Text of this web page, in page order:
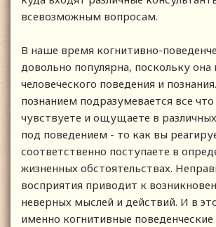
всевозможным вопросам.
В наше время когнитивно-
довольно популярна, поскольку она
человеческого поведения и
познанием подразумевается все
чувствуете и ощущаете в
под поведением - то как вы
соответственно поступаете в
жизненных обстоятельствах.
восприятия приводит к
неверных мыслей и действий. И в
именно когнитивные